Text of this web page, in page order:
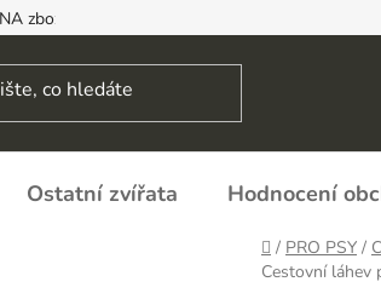
zboží, ODSTOUPENÍ OD SMLOUVY
Ostatní zvířata Hodnocení
Domů
/ PRO PSY /
Cestovní láhev